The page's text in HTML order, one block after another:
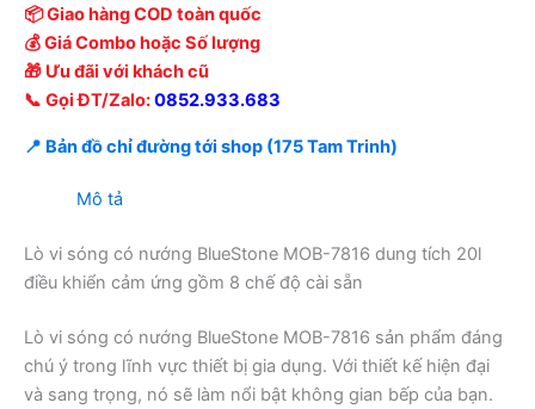
📦 Giao hàng COD toàn quốc
💰 Giá Combo hoặc Số lượng
🎁 Ưu đãi với khách cũ
📞 Gọi ĐT/Zalo:0852.933.683
📍 Bản đồ chỉ đường tới shop (175 Tam Trinh)
Mô tả
Lò vi sóng có nướng BlueStone MOB-7816 dung tích 20l
điều khiển cảm ứng gồm 8 chế độ cài sẵn
Lò vi sóng có nướng BlueStone MOB-7816 sản phẩm đáng
chú ý trong lĩnh vực thiết bị gia dụng. Với thiết kế hiện đại
và sang trọng, nó sẽ làm nổi bật không gian bếp của bạn.